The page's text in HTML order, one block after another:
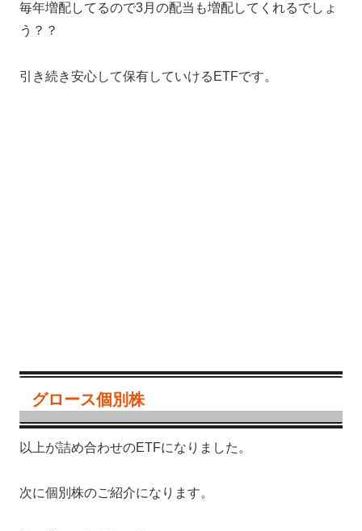
毎年増配してるので3月の配当も増配してくれるでしょ
う？？
引き続き安心して保有していけるETFです。
グロース個別株
以上が詰め合わせのETFになりました。
次に個別株のご紹介になります。